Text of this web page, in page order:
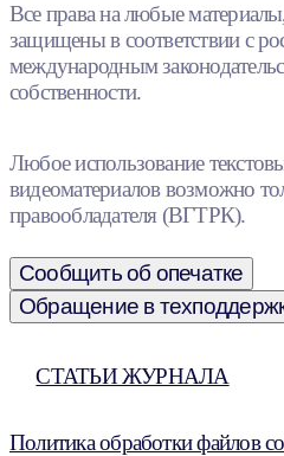
Все права на любые
защищены в соответствии с
международным
собственности.
Любое использование
видеоматериалов возможно
правообладателя (ВГТРК).
Сообщить об опечатке
Обращение в
СТАТЬИ ЖУРНАЛА
Политика обработки файлов